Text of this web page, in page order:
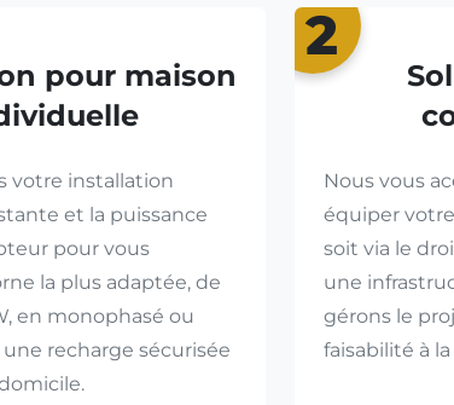
pour maison
votre installation
et la puissance
pour vous
la plus adaptée, de
en monophasé ou
recharge sécurisée
2
Nous vous
équiper
soit via le
une
gérons le
faisabilité à